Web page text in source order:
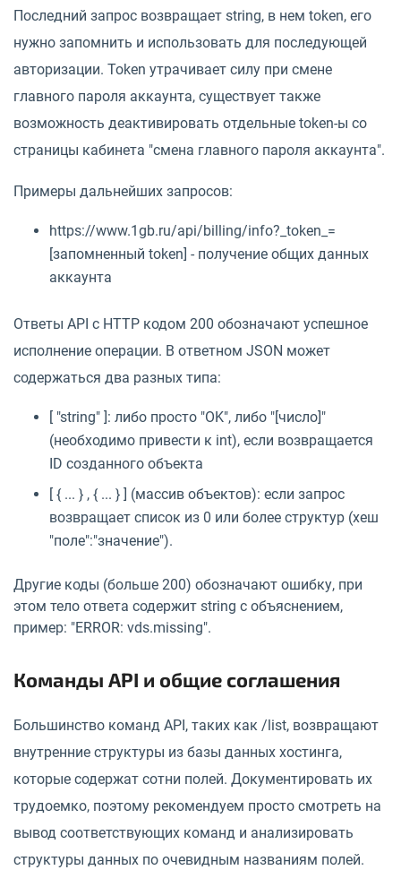
Последний запрос возвращает string, в нем token, его
нужно запомнить и использовать для последующей
авторизации. Token утрачивает силу при смене
главного пароля аккаунта, существует также
возможность деактивировать отдельные token-ы со
страницы кабинета "смена главного пароля аккаунта".
Примеры дальнейших запросов:
https://www.1gb.ru/api/billing/info?_token_=
[запомненный token] - получение общих данных
аккаунта
Ответы API с HTTP кодом 200 обозначают успешное
исполнение операции. В ответном JSON может
содержаться два разных типа:
[ "string" ]: либо просто "OK", либо "[число]"
(необходимо привести к int), если возвращается
ID созданного объекта
[ { ... } , { ... } ] (массив объектов): если запрос
возвращает список из 0 или более структур (хеш
"поле":"значение").
Другие коды (больше 200) обозначают ошибку, при
этом тело ответа содержит string с объяснением,
пример: "ERROR: vds.missing".
Команды API и общие соглашения
Большинство команд API, таких как /list, возвращают
внутренние структуры из базы данных хостинга,
которые содержат сотни полей. Документировать их
трудоемко, поэтому рекомендуем просто смотреть на
вывод соответствующих команд и анализировать
структуры данных по очевидным названиям полей.